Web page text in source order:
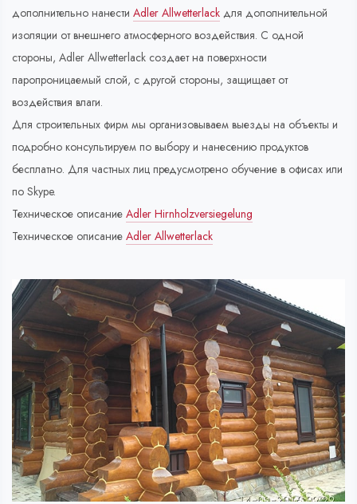
дополнительно нанести Adler Allwetterlack для дополнительной
изоляции от внешнего атмосферного воздействия. С одной
стороны, Adler Allwetterlack создает на поверхности
паропроницаемый слой, с другой стороны, защищает от
воздействия влаги.
Для строительных фирм мы организовываем выезды на объекты и
подробно консультируем по выбору и нанесению продуктов
бесплатно. Для частных лиц предусмотрено обучение в офисах или
по Skype.
Техническое описание Adler Hirnholzversiegelung
Техническое описание Adler Allwetterlack